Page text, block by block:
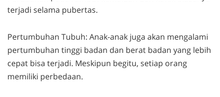
terjadi selama pubertas.
Pertumbuhan Tubuh: Anak-anak juga akan mengalami
pertumbuhan tinggi badan dan berat badan yang lebih
cepat bisa terjadi. Meskipun begitu, setiap orang
memiliki perbedaan.